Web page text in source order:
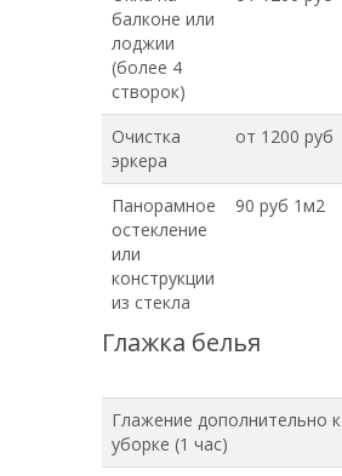
балконе или
лоджии
(более 4
створок)
Очистка
эркера
от 1200 руб
Панорамное
остекление
или
конструкции
из стекла
90 руб 1м2
Глажка белья
Глажение дополнительно к
уборке (1 час)